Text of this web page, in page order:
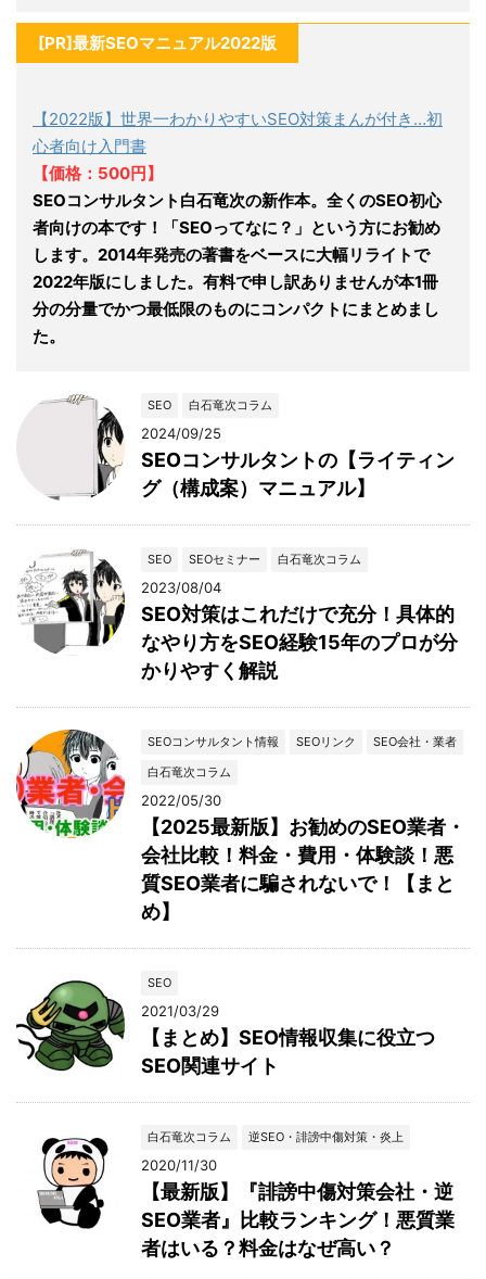
[PR]最新SEOマニュアル2022版
【2022版】世界一わかりやすいSEO対策まんが付き…初
心者向け入門書
【価格：500円】
SEOコンサルタント白石竜次の新作本。全くのSEO初心
者向けの本です！「SEOってなに？」という方にお勧め
します。2014年発売の著書をベースに大幅リライトで
2022年版にしました。有料で申し訳ありませんが本1冊
分の分量でかつ最低限のものにコンパクトにまとめまし
た。
SEO 白石竜次コラム
2024/09/25
SEOコンサルタントの【ライティン
グ（構成案）マニュアル】
SEO SEOセミナー 白石竜次コラム
2023/08/04
SEO対策はこれだけで充分！具体的
なやり方をSEO経験15年のプロが分
かりやすく解説
SEOコンサルタント情報 SEOリンク
SEO会社・業者
白石竜次コラム
2022/05/30
【2025最新版】お勧めのSEO業者・
会社比較！料金・費用・体験談！悪
質SEO業者に騙されないで！【まと
め】
SEO
2021/03/29
【まとめ】SEO情報収集に役立つ
SEO関連サイト
白石竜次コラム 逆SEO・誹謗中傷対策・炎上
2020/11/30
【最新版】『誹謗中傷対策会社・逆
SEO業者』比較ランキング！悪質業
者はいる？料金はなぜ高い？